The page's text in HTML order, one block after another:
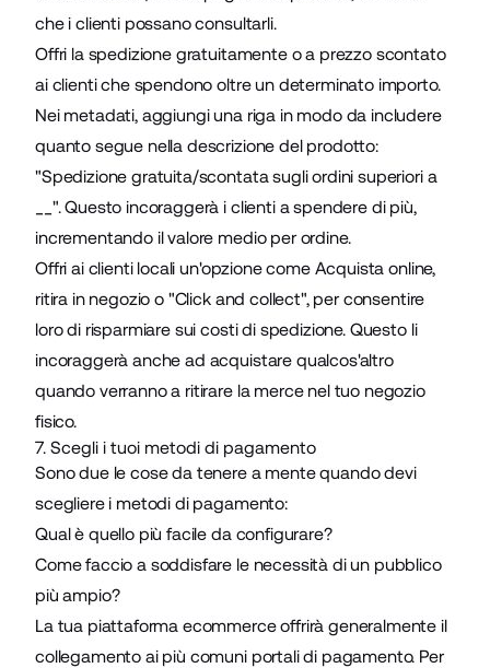
che i clienti possano consultarli.
Offri la spedizione gratuitamente o a prezzo scontato
ai clienti che spendono oltre un determinato importo.
Nei metadati, aggiungi una riga in modo da includere
quanto segue nella descrizione del prodotto:
"Spedizione gratuita/scontata sugli ordini superiori a
__". Questo incoraggerà i clienti a spendere di più,
incrementando il valore medio per ordine.
Offri ai clienti locali un'opzione come Acquista online,
ritira in negozio o "Click and collect", per consentire
loro di risparmiare sui costi di spedizione. Questo li
incoraggerà anche ad acquistare qualcos'altro
quando verranno a ritirare la merce nel tuo negozio
fisico.
7. Scegli i tuoi metodi di pagamento
Sono due le cose da tenere a mente quando devi
scegliere i metodi di pagamento:
Qual è quello più facile da configurare?
Come faccio a soddisfare le necessità di un pubblico
più ampio?
La tua piattaforma ecommerce offrirà generalmente il
collegamento ai più comuni portali di pagamento. Per